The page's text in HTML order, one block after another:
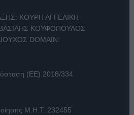
ΚΟΥΡΗ ΑΓΓΕΛΙΚΗ
ΚΟΥΦΟΠΟΥΛΟΣ
DOMAIN:
(ΕΕ) 2018/334
Μ.Η.Τ. 232455